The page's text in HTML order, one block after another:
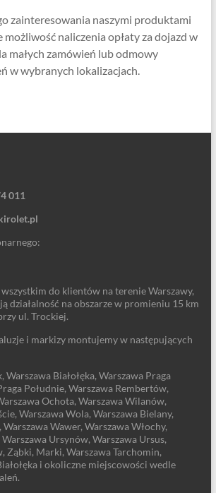
zainteresowania naszymi produktami
możliwość naliczenia opłaty za dojazd w
małych zamówień lub odmowy
w wybranych lokalizacjach.
011
do klientów na terenie Warszawy,
działalność na obszarze w promieniu 15 km
ul. Trockiej.
i markizy montujemy w następujących
Warszawa Białołęka, Warszawa Praga
Południe, Warszawa Rembertów,
Ochota, Warszawa Wilanów,
Warszawa Wola, Warszawa Bielany,
Wawer, Warszawa Włochy,
Ursynów, Warszawa Ursus,
Ząbki, Marki, Warszawa Tarchomin,
i okoliczne miejscowości wedle